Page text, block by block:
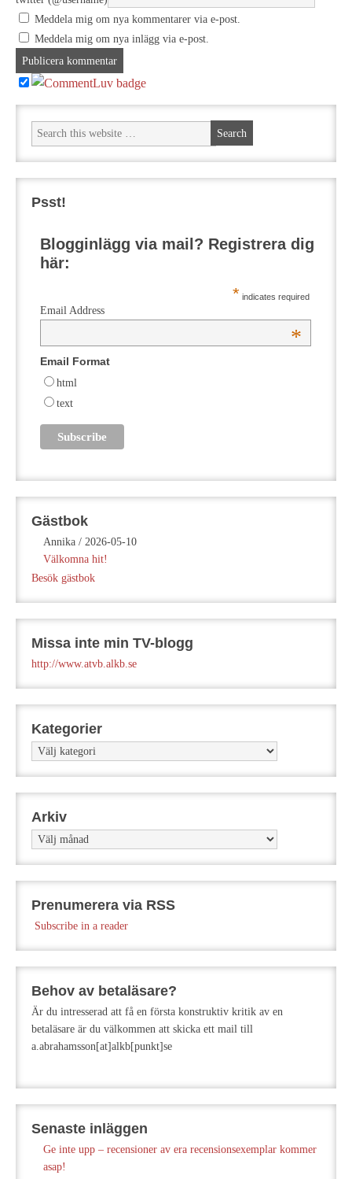
Meddela mig om nya kommentarer via e-post.
Meddela mig om nya inlägg via e-post.
Psst!
Blogginlägg via mail? Registrera dig
här:
* indicates required
Email Address
*
Email Format
html
text
Gästbok
Annika / 2026-05-10
Välkomna hit!
Besök gästbok
Missa inte min TV-blogg
http://www.atvb.alkb.se
Kategorier
Kategorier
Arkiv
Arkiv
Prenumerera via RSS
Subscribe in a reader
Behov av betaläsare?
Är du intresserad att få en första konstruktiv kritik av en
betaläsare är du välkommen att skicka ett mail till
a.abrahamsson[at]alkb[punkt]se
Senaste inläggen
Ge inte upp – recensioner av era recensionsexemplar kommer
asap!